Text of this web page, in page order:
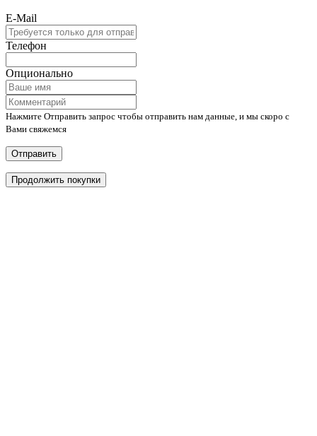
E-Mail
Телефон
Опционально
Нажмите Отправить запрос чтобы отправить нам данные, и мы скоро с
Вами свяжемся
Отправить
Продолжить покупки